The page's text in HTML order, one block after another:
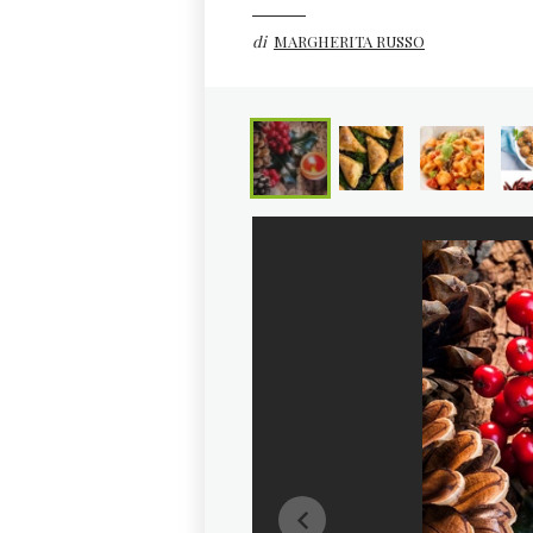
di MARGHERITA RUSSO